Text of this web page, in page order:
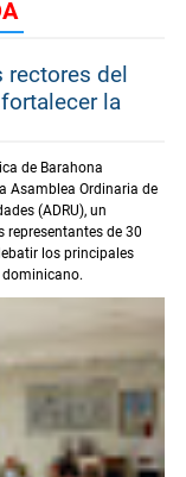
rectores del
la
de Barahona
Asamblea Ordinaria de
(ADRU), un
de 30
los principales